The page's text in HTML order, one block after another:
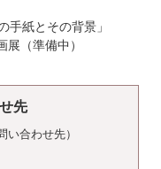
紙とその背景」
（準備中）
先
い合わせ先